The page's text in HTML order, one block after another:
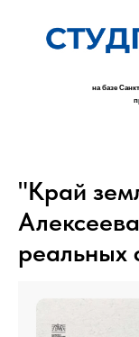
на базе
"Край
реальных